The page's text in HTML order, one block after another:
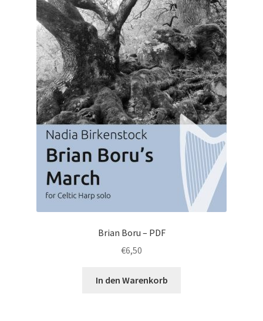
Brian Boru – PDF
€6,50
In den Warenkorb